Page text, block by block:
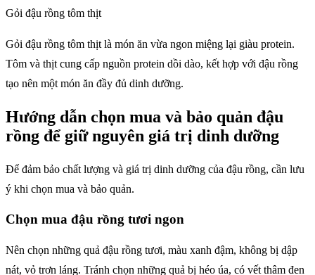
Gỏi đậu rồng tôm thịt
Gỏi đậu rồng tôm thịt là món ăn vừa ngon miệng lại giàu protein.
Tôm và thịt cung cấp nguồn protein dồi dào, kết hợp với đậu rồng
tạo nên một món ăn đầy đủ dinh dưỡng.
Hướng dẫn chọn mua và bảo quản đậu
rồng để giữ nguyên giá trị dinh dưỡng
Để đảm bảo chất lượng và giá trị dinh dưỡng của đậu rồng, cần lưu
ý khi chọn mua và bảo quản.
Chọn mua đậu rồng tươi ngon
Nên chọn những quả đậu rồng tươi, màu xanh đậm, không bị dập
nát, vỏ trơn láng. Tránh chọn những quả bị héo úa, có vết thâm đen